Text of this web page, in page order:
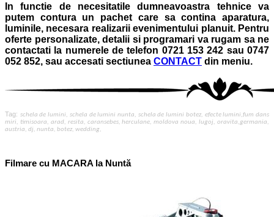
In functie de necesitatile dumneavoastra tehnice va
putem contura un pachet care sa contina aparatura,
luminile, necesara realizarii evenimentului planuit. Pentru
oferte personalizate, detalii si programari va rugam sa ne
contactati la numerele de telefon 0721 153 242 sau 0747
052 852, sau accesati sectiunea CONTACT din meniu.
Tag: schela de lumini, schela de lumini nunta, schela de lumini botez, efecte lumini,fum dans
miri, timisoara, arad, resita, caransebes, herculane, moldova noua, lugoj, oravita,germania,
austria, dj, nunta, botez, wedding,
Filmare cu MACARA la Nuntă